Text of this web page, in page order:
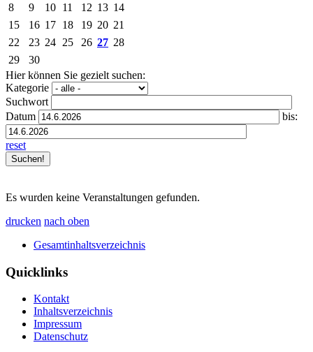
8
9 10 11 12 13 14
15
16 17 18 19 20 21
22
23 24 25 26 27 28
29
30
Hier können Sie gezielt suchen:
Kategorie
Suchwort
Datum
bis:
reset
Es wurden keine Veranstaltungen gefunden.
drucken nach oben
Gesamtinhaltsverzeichnis
Quicklinks
Kontakt
Inhaltsverzeichnis
Impressum
Datenschutz